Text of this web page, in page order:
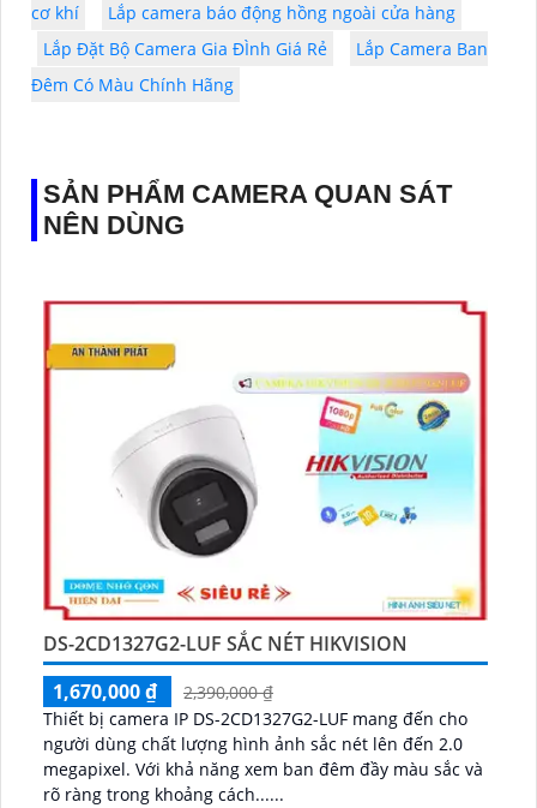
cơ khí
Lắp camera báo động hồng ngoài cửa hàng
Lắp Đặt Bộ Camera Gia ĐÌnh Giá Rẻ
Lắp Camera Ban
Đêm Có Màu Chính Hãng
SẢN PHẨM CAMERA QUAN SÁT
NÊN DÙNG
DS-2CD1327G2-LUF SẮC NÉT HIKVISION
1,670,000 ₫
2,390,000 ₫
Thiết bị camera IP DS-2CD1327G2-LUF mang đến cho
người dùng chất lượng hình ảnh sắc nét lên đến 2.0
megapixel. Với khả năng xem ban đêm đầy màu sắc và
rõ ràng trong khoảng cách......